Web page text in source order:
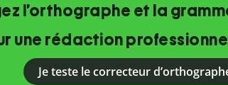
l’orthographe et la
une rédaction
Je teste le correcteur